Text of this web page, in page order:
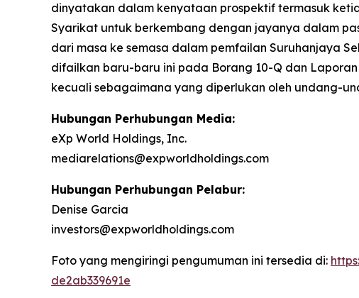
dinyatakan dalam kenyataan prospektif termasuk
Syarikat untuk berkembang dengan jayanya dalam
dari masa ke semasa dalam pemfailan Suruhanjaya
difailkan baru-baru ini pada Borang 10-Q dan
kecuali sebagaimana yang diperlukan oleh undang-
Hubungan Perhubungan Media:
eXp World Holdings, Inc.
mediarelations@expworldholdings.com
Hubungan Perhubungan Pelabur:
Denise Garcia
investors@expworldholdings.com
Foto yang mengiringi pengumuman ini tersedia di:
de2ab339691e